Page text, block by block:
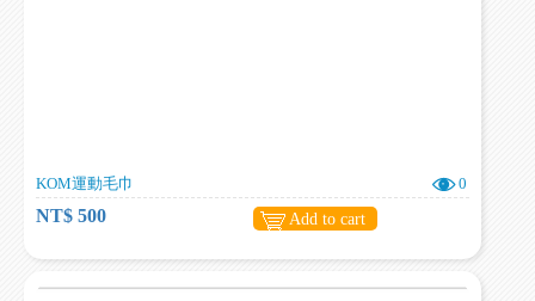
KOM運動毛巾 0
NT$ 500 Add to cart